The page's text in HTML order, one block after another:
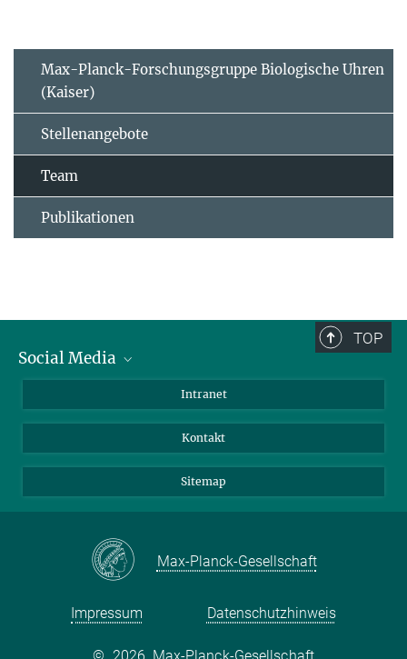
Max-Planck-Forschungsgruppe Biologische Uhren
(Kaiser)
Stellenangebote
Team
Publikationen
TOP
Social Media
LinkedIn
Intranet
Kontakt
Sitemap
Max-Planck-Gesellschaft
Impressum Datenschutzhinweis